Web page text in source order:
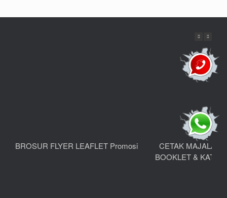
BROSUR FLYER LEAFLET Promosi
CETAK MAJALAH
BOOKLET &